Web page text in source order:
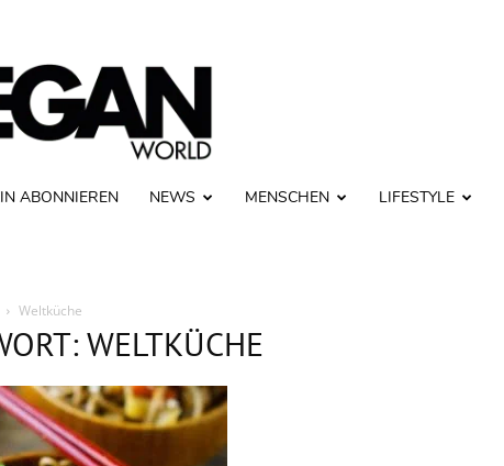
Vegan
World
ABONNIEREN NEWS MENSCHEN LIFESTYLE
Weltküche
WELTKÜCHE